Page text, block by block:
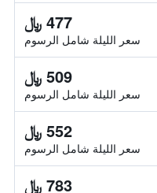
477 ﷼
سعر الليلة شامل الرسوم
509 ﷼
سعر الليلة شامل الرسوم
552 ﷼
سعر الليلة شامل الرسوم
783 ﷼